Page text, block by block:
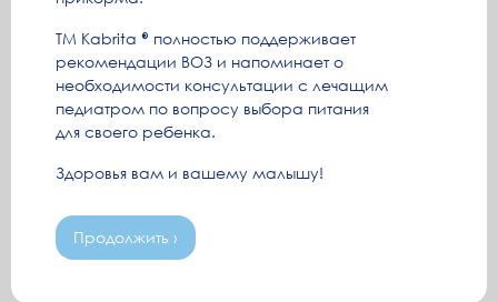
Нормы прибавки веса у
новорожденных: норма
набора веса новорожденного
новорождённых по месяцам: таблица
стоит беспокоиться.
ТМ Kabrita
полностью поддерживает
рекомендации ВОЗ и напоминает о
необходимости консультации с лечащим
педиатром по вопросу выбора питания
для своего ребенка.
Здоровья вам и вашему малышу!
Продолжить ›